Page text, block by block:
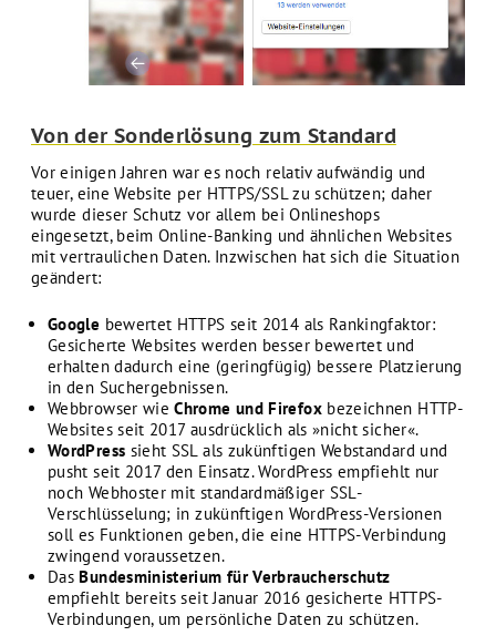
Von der Sonderlösung zum Standard
Vor einigen Jahren war es noch relativ aufwändig und
teuer, eine Website per HTTPS/SSL zu schützen; daher
wurde dieser Schutz vor allem bei Onlineshops
eingesetzt, beim Online-Banking und ähnlichen Websites
mit vertraulichen Daten. Inzwischen hat sich die Situation
geändert:
Google bewertet HTTPS seit 2014 als Rankingfaktor:
Gesicherte Websites werden besser bewertet und
erhalten dadurch eine (geringfügig) bessere Platzierung
in den Suchergebnissen.
Webbrowser wieChrome und Firefoxbezeichnen HTTP-
Websites seit 2017 ausdrücklich als »nicht sicher«.
WordPress sieht SSL als zukünftigen Webstandard und
pusht seit 2017 den Einsatz. WordPress empfiehlt nur
noch Webhoster mit standardmäßiger SSL-
Verschlüsselung; in zukünftigen WordPress-Versionen
soll es Funktionen geben, die eine HTTPS-Verbindung
zwingend voraussetzen.
DasBundesministerium für Verbraucherschutz
empfiehlt bereits seit Januar 2016 gesicherte HTTPS-
Verbindungen, um persönliche Daten zu schützen.